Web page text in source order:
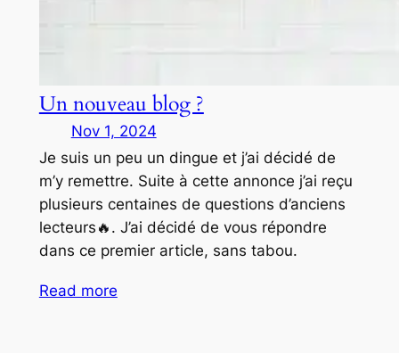
Un nouveau blog ?
Nov 1, 2024
Je suis un peu un dingue et j’ai décidé de
m’y remettre. Suite à cette annonce j’ai reçu
plusieurs centaines de questions d’anciens
lecteurs🔥. J’ai décidé de vous répondre
dans ce premier article, sans tabou.
Read more